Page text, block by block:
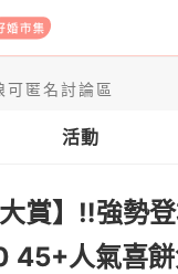
好婚市集
可匿名討論區
活動
賞】‼️強勢
45+人氣喜